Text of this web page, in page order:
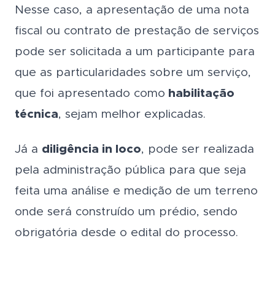
Nesse caso, a apresentação de uma nota
fiscal ou contrato de prestação de serviços
pode ser solicitada a um participante para
que as particularidades sobre um serviço,
que foi apresentado como habilitação
técnica, sejam melhor explicadas.
Já a diligência in loco, pode ser realizada
pela administração pública para que seja
feita uma análise e medição de um terreno
onde será construído um prédio, sendo
obrigatória desde o edital do processo.